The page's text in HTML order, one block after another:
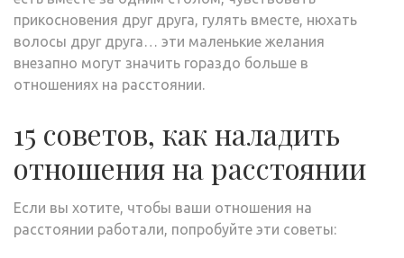
прикосновения друг друга, гулять вместе, нюхать
волосы друг друга… эти маленькие желания
внезапно могут значить гораздо больше в
отношениях на расстоянии.
15 советов, как наладить
отношения на расстоянии
Если вы хотите, чтобы ваши отношения на
расстоянии работали, попробуйте эти советы: